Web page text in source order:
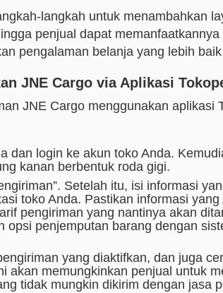
langkah untuk menambahkan
penjual dapat
pengalaman belanja yang lebih
JNE Cargo via Aplikasi
JNE Cargo menggunakan aplikasi
dan login ke akun toko Anda.
kanan berbentuk roda gigi.
Setelah itu, isi informasi
toko Anda. Pastikan informasi
pengiriman yang nantinya akan
opsi penjemputan barang dengan
yang diaktifkan, dan juga
akan memungkinkan penjual untuk
tidak mungkin dikirim dengan jasa